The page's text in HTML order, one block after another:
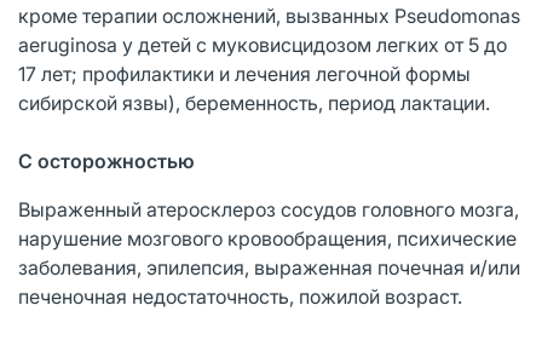
кроме терапии осложнений, вызванных Pseudomonas
aeruginosa у детей с муковисцидозом легких от 5 до
17 лет; профилактики и лечения легочной формы
сибирской язвы), беременность, период лактации.
С осторожностью
Выраженный атеросклероз сосудов головного мозга,
нарушение мозгового кровообращения, психические
заболевания, эпилепсия, выраженная почечная и/или
печеночная недостаточность, пожилой возраст.